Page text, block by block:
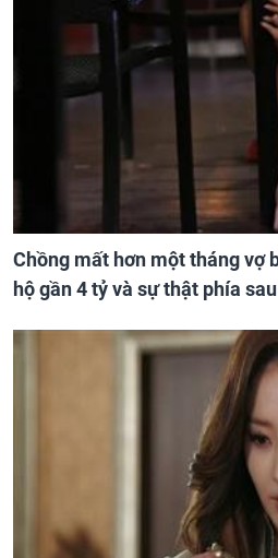
Chồng mất hơn một tháng vợ
hộ gần 4 tỷ và sự thật phía